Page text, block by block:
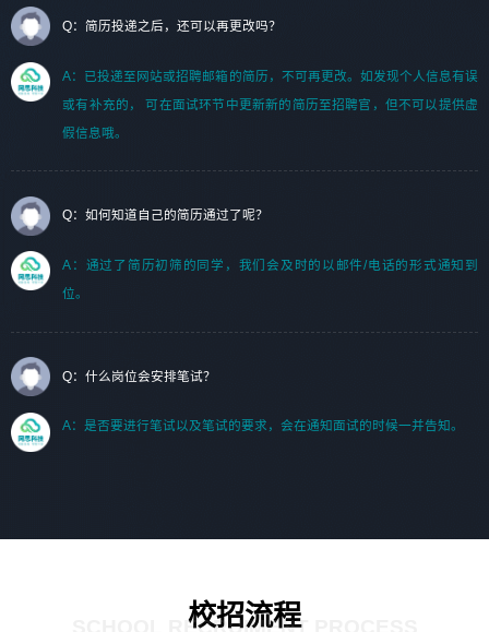
Q：简历投递之后，还可以再更改吗？
A：已投递至网站或招聘邮箱的简历，不可再更改。如发现个人信息有误
或有补充的， 可在面试环节中更新新的简历至招聘官，但不可以提供虚
假信息哦。
Q：如何知道自己的简历通过了呢？
A：通过了简历初筛的同学，我们会及时的以邮件/电话的形式通知到
位。
Q：什么岗位会安排笔试？
A：是否要进行笔试以及笔试的要求，会在通知面试的时候一并告知。
校招流程
SCHOOL RECRUIMENT PROCESS